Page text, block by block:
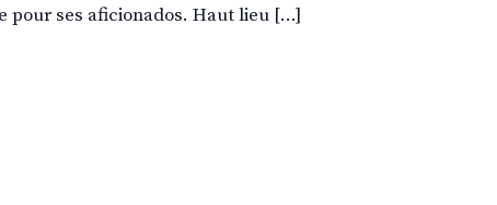
pour ses aficionados. Haut lieu […]